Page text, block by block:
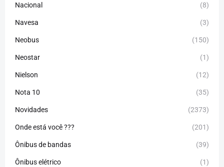
Nacional (8)
Navesa (3)
Neobus (150)
Neostar (1)
Nielson (12)
Nota 10 (35)
Novidades (2373)
Onde está você ??? (201)
Ônibus de bandas (39)
Ônibus elétrico (1)